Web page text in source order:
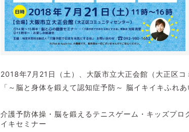
2018年7月21日（土）、大阪市立大正会館（大正区コ
「～脳と身体を鍛えて認知症予防～ 脳イキイキふれ
介護予防体操・脳を鍛えるテニスゲーム・キッズプ
イキセミナー